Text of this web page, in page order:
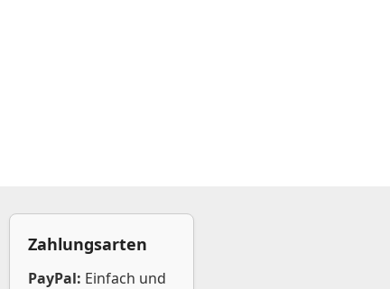
Zahlungsarten
PayPal: Einfach und